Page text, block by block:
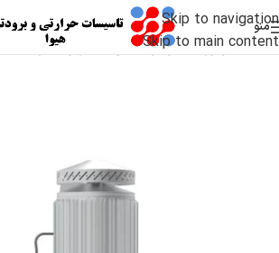
Skip to navigation
Skip to main content
منو
خانه/موتورخانه و گرمایشی هیتر و بخاری